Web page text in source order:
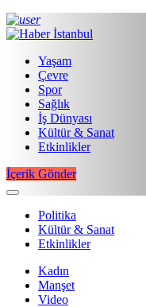
Yaşam
Çevre
Spor
Sağlık
İş Dünyası
Kültür & Sanat
Etkinlikler
İçerik Gönder
Politika
Kültür & Sanat
Etkinlikler
Kadın
Manşet
Video